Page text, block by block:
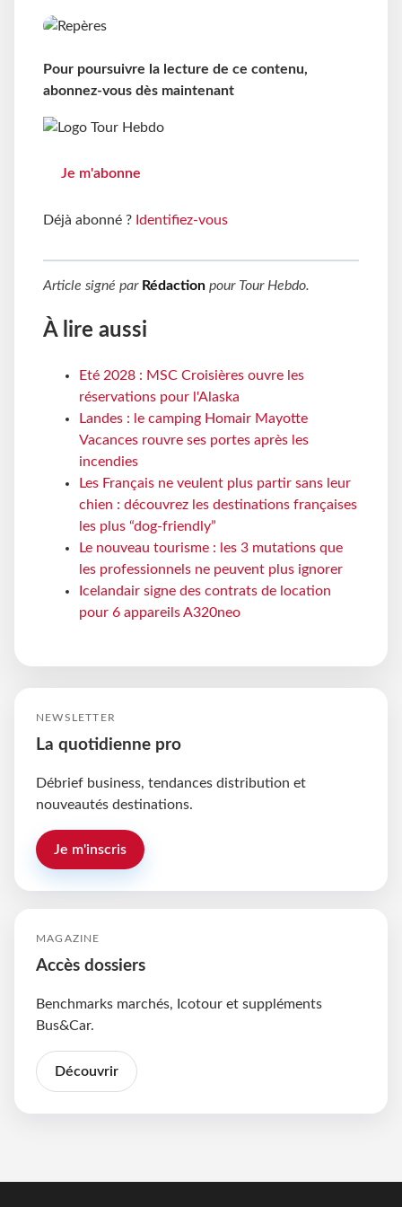
Pour poursuivre la lecture de ce contenu,
abonnez-vous dès maintenant
Je m'abonne
Déjà abonné ? Identifiez-vous
Article signé par Rédaction pour Tour Hebdo.
À lire aussi
Eté 2028 : MSC Croisières ouvre les
réservations pour l'Alaska
Landes : le camping Homair Mayotte
Vacances rouvre ses portes après les
incendies
Les Français ne veulent plus partir sans leur
chien : découvrez les destinations françaises
les plus “dog-friendly”
Le nouveau tourisme : les 3 mutations que
les professionnels ne peuvent plus ignorer
Icelandair signe des contrats de location
pour 6 appareils A320neo
NEWSLETTER
La quotidienne pro
Débrief business, tendances distribution et
nouveautés destinations.
Je m'inscris
MAGAZINE
Accès dossiers
Benchmarks marchés, Icotour et suppléments
Bus&Car.
Découvrir